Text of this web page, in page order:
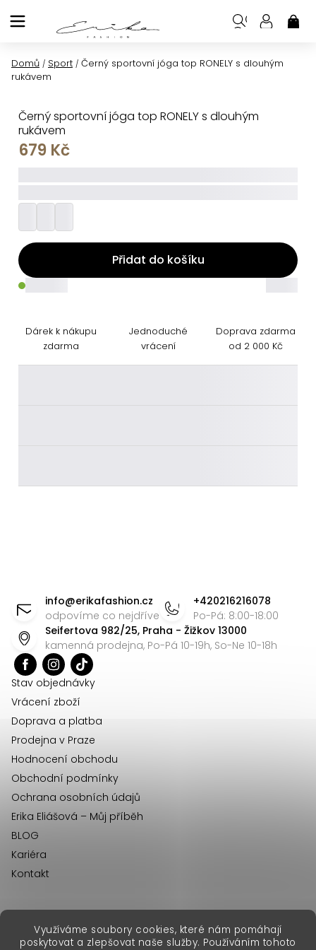
Využíváme soubory cookies, které nám pomáhají
poskytovat a zlepšovat naše služby. Používáním tohoto
na
Domů / Sport / Černý sportovní jóga top RONELY s dlouhým
rukávem
Černý sportovní jóga top RONELY s dlouhým
rukávem
679 Kč
Přidat do košíku
Dárek k nákupu
zdarma
Jednoduché
vrácení
Doprava zdarma
od 2 000 Kč
info@erikafashion.cz
odpovíme co nejdříve
+420216216078
Po-Pá: 8:00-18:00
Seifertova 982/25, Praha - Žižkov 13000
kamenná prodejna, Po-Pá 10-19h, So-Ne 10-18h
Stav objednávky
Vrácení zboží
Doprava a platba
Prodejna v Praze
Hodnocení obchodu
Obchodní podmínky
Ochrana osobních údajů
Erika Eliášová – Můj příběh
BLOG
Kariéra
Kontakt
erikafashion.sk